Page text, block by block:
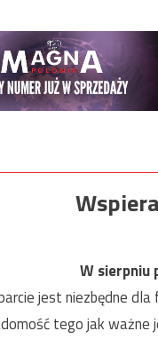
W sierpniu
jest niezbędne dla
tego jak ważne